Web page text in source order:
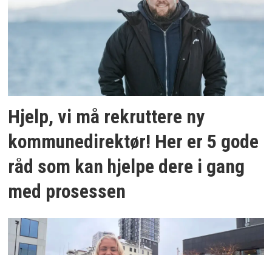
Hjelp, vi må rekruttere ny
kommunedirektør! Her er 5 gode
råd som kan hjelpe dere i gang
med prosessen